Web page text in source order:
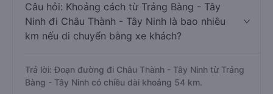
Câu hỏi: Khoảng cách từ Trảng Bàng - Tây
Ninh đi Châu Thành - Tây Ninh là bao nhiêu
km nếu di chuyển bằng xe khách?
Trả lời: Đoạn đường đi Châu Thành - Tây Ninh từ Trảng
Bàng - Tây Ninh có chiều dài khoảng 54 km.